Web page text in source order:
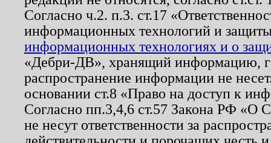
Согласно ч.2. п.3. ст.17
информационных технологий и
информационных технологиях и о
«Дебри-ДВ», хранящий информацию,
распространение информации не
основании ст.8 «Право на доступ к
Согласно пп.3,4,6 ст.57 Закона РФ «О
не несут ответственности за